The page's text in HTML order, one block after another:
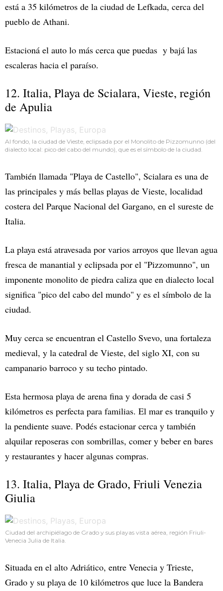
está a 35 kilómetros de la ciudad de Lefkada, cerca del
pueblo de Athani.
Estacioná el auto lo más cerca que puedas y bajá las
escaleras hacia el paraíso.
12. Italia, Playa de Scialara, Vieste, región
de Apulia
Al fondo, la ciudad de Vieste, eclipsada por el Monolito de Pizzomunno (del
dialecto local: pico del cabo del mundo), que es el símbolo de la ciudad.
También llamada "Playa de Castello", Scialara es una de
las principales y más bellas playas de Vieste, localidad
costera del Parque Nacional del Gargano, en el sureste de
Italia.
La playa está atravesada por varios arroyos que llevan agua
fresca de manantial y eclipsada por el "Pizzomunno", un
imponente monolito de piedra caliza que en dialecto local
significa "pico del cabo del mundo" y es el símbolo de la
ciudad.
Muy cerca se encuentran el Castello Svevo, una fortaleza
medieval, y la catedral de Vieste, del siglo XI, con su
campanario barroco y su techo pintado.
Esta hermosa playa de arena fina y dorada de casi 5
kilómetros es perfecta para familias. El mar es tranquilo y
la pendiente suave. Podés estacionar cerca y también
alquilar reposeras con sombrillas, comer y beber en bares
y restaurantes y hacer algunas compras.
13. Italia, Playa de Grado, Friuli Venezia
Giulia
Ciudad del archipiélago de Grado y sus playas vista aérea, región Friuli-
Venecia Julia de Italia.
Situada en el alto Adriático, entre Venecia y Trieste,
Grado y su playa de 10 kilómetros que luce la Bandera